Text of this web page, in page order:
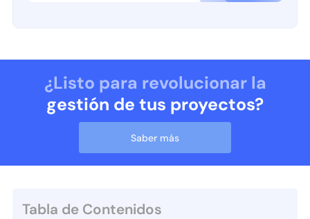
¿Listo para revolucionar la
gestión de tus proyectos?
Saber más
Tabla de Contenidos